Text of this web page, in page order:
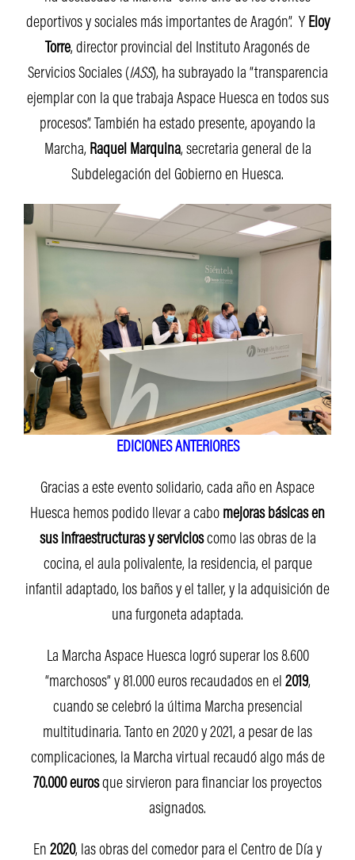
deportivos y sociales más importantes de Aragón”. Y Eloy
Torre, director provincial del Instituto Aragonés de
Servicios Sociales (IASS), ha subrayado la “transparencia
ejemplar con la que trabaja Aspace Huesca en todos sus
procesos”. También ha estado presente, apoyando la
Marcha, Raquel Marquina, secretaria general de la
Subdelegación del Gobierno en Huesca.
EDICIONES ANTERIORES
Gracias a este evento solidario, cada año en Aspace
Huesca hemos podido llevar a cabo mejoras básicas en
sus infraestructuras y servicioscomo las obras de la
cocina, el aula polivalente, la residencia, el parque
infantil adaptado, los baños y el taller, y la adquisición de
una furgoneta adaptada.
La Marcha Aspace Huesca logró superar los 8.600
“marchosos” y 81.000 euros recaudados en el 2019,
cuando se celebró la última Marcha presencial
multitudinaria. Tanto en 2020 y 2021, a pesar de las
complicaciones, la Marcha virtual recaudó algo más de
70.000 eurosque sirvieron para financiar los proyectos
asignados.
En 2020, las obras del comedor para el Centro de Día y